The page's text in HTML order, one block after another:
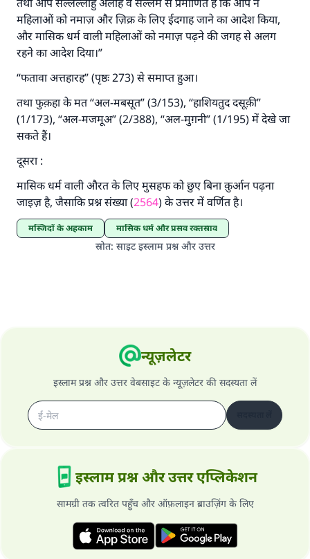
महिलाओं को नमाज़ और ज़िक्र के लिए ईदगाह जाने का आदेश किया,
और मासिक धर्म वाली महिलाओं को नमाज़ पढ़ने की जगह से अलग
रहने का आदेश दिया।”
“फतावा अत्तहारह” (पृष्ठः 273) से समाप्त हुआ।
तथा फुक़हा के मत “अल-मबसूत” (3/153), “हाशियतुद दसूक़ी”
(1/173), “अल-मजमूअ” (2/388), “अल-मुग़नी” (1/195) में देखे जा
सकते हैं।
दूसरा :
मासिक धर्म वाली औरत के लिए मुसहफ को छुए बिना क़ुर्आन पढ़ना
जाइज़ है, जैसाकि प्रश्न संख्या (2564) के उत्तर में वर्णित है।
मस्जिदों के अहकाम मासिक धर्म और प्रसव रक्तस्राव
स्रोत: साइट इस्लाम प्रश्न और उत्तर
न्यूज़लेटर
इस्लाम प्रश्न और उत्तर वेबसाइट के न्यूज़लेटर की सदस्यता लें
इस्लाम प्रश्न और उत्तर एप्लिकेशन
सामग्री तक त्वरित पहुँच और ऑफ़लाइन ब्राउज़िंग के लिए